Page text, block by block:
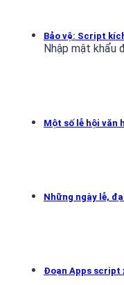
Bảo vệ: Script
Nhập mật khẩu
Một số lễ hội văn
Những ngày lễ,
Đoạn Apps script